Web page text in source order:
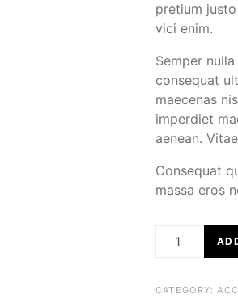
pretium
vici enim.
Semper
consequat
maecenas
imperdiet
aenean.
Consequat
massa eros
CATEGORY: